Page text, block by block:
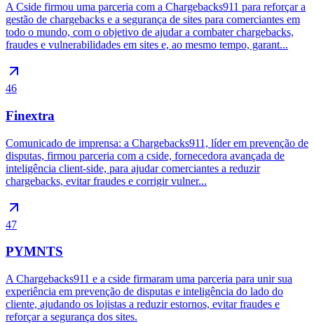
A Cside firmou uma parceria com a Chargebacks911 para reforçar a
gestão de chargebacks e a segurança de sites para comerciantes em
todo o mundo, com o objetivo de ajudar a combater chargebacks,
fraudes e vulnerabilidades em sites e, ao mesmo tempo, garant...
46
Finextra
Comunicado de imprensa: a Chargebacks911, líder em prevenção de
disputas, firmou parceria com a cside, fornecedora avançada de
inteligência client-side, para ajudar comerciantes a reduzir
chargebacks, evitar fraudes e corrigir vulner...
47
PYMNTS
A Chargebacks911 e a cside firmaram uma parceria para unir sua
experiência em prevenção de disputas e inteligência do lado do
cliente, ajudando os lojistas a reduzir estornos, evitar fraudes e
reforçar a segurança dos sites.